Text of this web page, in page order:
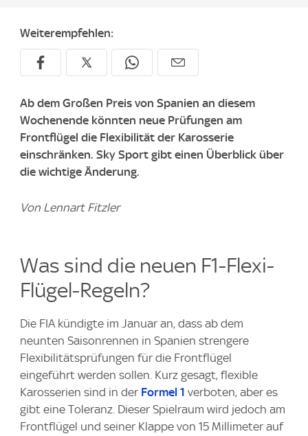
Weiterempfehlen:
Ab dem Großen Preis von Spanien an diesem
Wochenende könnten neue Prüfungen am
Frontflügel die Flexibilität der Karosserie
einschränken. Sky Sport gibt einen Überblick über
die wichtige Änderung.
Von Lennart Fitzler
Was sind die neuen F1-Flexi-
Flügel-Regeln?
Die FIA kündigte im Januar an, dass ab dem
neunten Saisonrennen in Spanien strengere
Flexibilitätsprüfungen für die Frontflügel
eingeführt werden sollen. Kurz gesagt, flexible
Karosserien sind in der Formel 1 verboten, aber es
gibt eine Toleranz. Dieser Spielraum wird jedoch am
Frontflügel und seiner Klappe von 15 Millimeter auf